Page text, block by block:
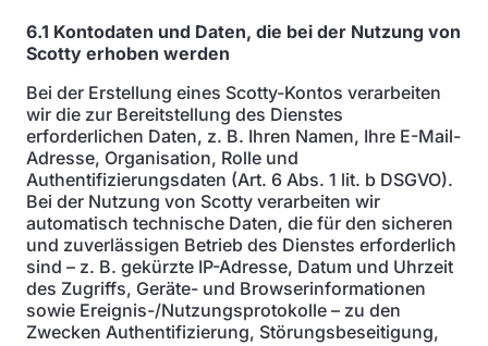
6.1 Kontodaten und Daten, die bei der Nutzung von
Scotty erhoben werden
Bei der Erstellung eines Scotty-Kontos verarbeiten
wir die zur Bereitstellung des Dienstes
erforderlichen Daten, z. B. Ihren Namen, Ihre E-Mail-
Adresse, Organisation, Rolle und
Authentifizierungsdaten (Art. 6 Abs. 1 lit. b DSGVO).
Bei der Nutzung von Scotty verarbeiten wir
automatisch technische Daten, die für den sicheren
und zuverlässigen Betrieb des Dienstes erforderlich
sind – z. B. gekürzte IP-Adresse, Datum und Uhrzeit
des Zugriffs, Geräte- und Browserinformationen
sowie Ereignis-/Nutzungsprotokolle – zu den
Zwecken Authentifizierung, Störungsbeseitigung,